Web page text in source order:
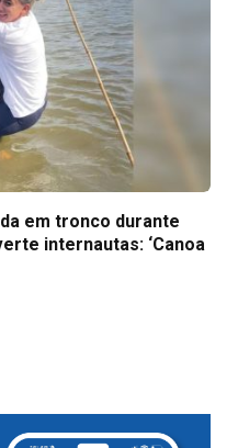
em tronco durante
internautas: ‘Canoa